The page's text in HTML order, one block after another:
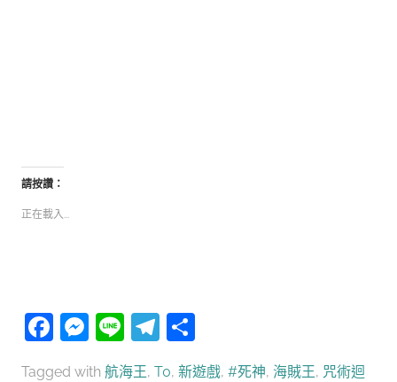
請按讚：
正在載入...
Facebook
Messenger
LineTelegram
Tagged with 航海王, T0, 新遊戲​​​​​, #死神, 海賊王, 咒術迴